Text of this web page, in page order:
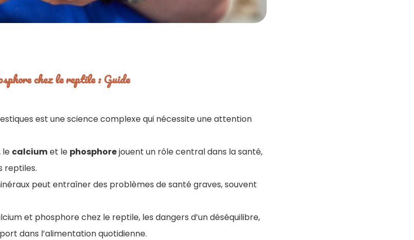
chez le reptile : Guide
est une science complexe qui nécessite une attention
le calciumet le phosphorejouent un rôle central dans la santé,
reptiles.
peut entraîner des problèmes de santé graves, souvent
et phosphore chez le reptile, les dangers d’un déséquilibre,
dans l’alimentation quotidienne.